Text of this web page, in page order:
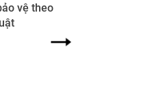
vệ theo